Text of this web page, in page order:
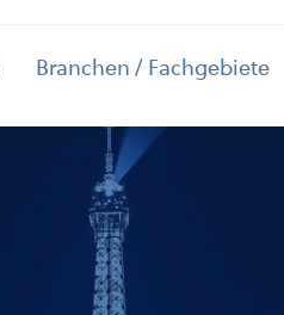
Branchen / Fachgebiete